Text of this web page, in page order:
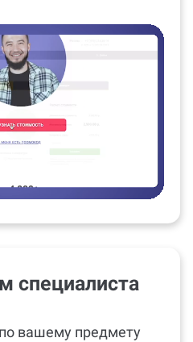
специалиста
вашему предмету